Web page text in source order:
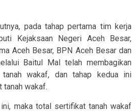
pada tahap pertama tim kerja
Kejaksaan Negeri Aceh Besar,
Aceh Besar, BPN Aceh Besar dan
Baitul Mal telah membagikan
wakaf, dan tahap kedua ini
wakaf.
ini, maka total sertifikat tanah wakaf